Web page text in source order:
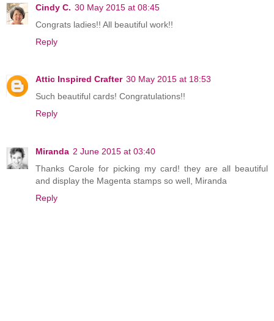
Cindy C. 30 May 2015 at 08:45
Congrats ladies!! All beautiful work!!
Reply
Attic Inspired Crafter 30 May 2015 at 18:53
Such beautiful cards! Congratulations!!
Reply
Miranda 2 June 2015 at 03:40
Thanks Carole for picking my card! they are all beautiful
and display the Magenta stamps so well, Miranda
Reply